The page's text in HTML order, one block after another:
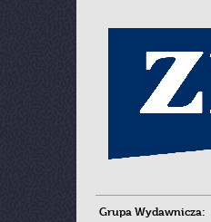
Grupa Wydawnicza: